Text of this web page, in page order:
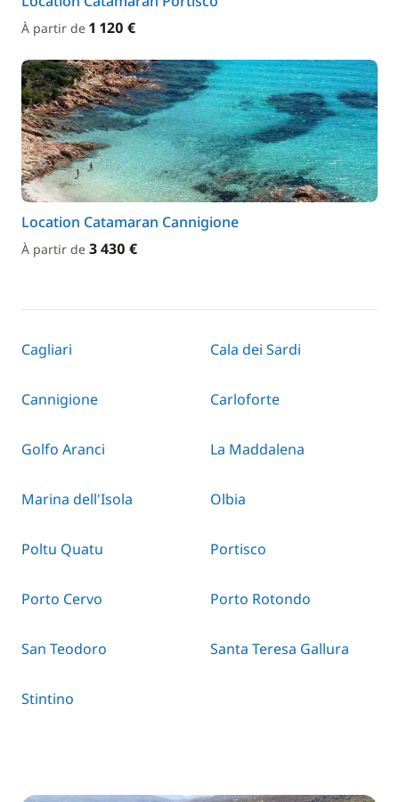
À partir de 1 120 €
Location Catamaran Cannigione
À partir de 3 430 €
Cagliari Cala dei Sardi
Cannigione Carloforte
Golfo Aranci La Maddalena
Marina dell'Isola Olbia
Poltu Quatu Portisco
Porto Cervo Porto Rotondo
San Teodoro Santa Teresa Gallura
Stintino